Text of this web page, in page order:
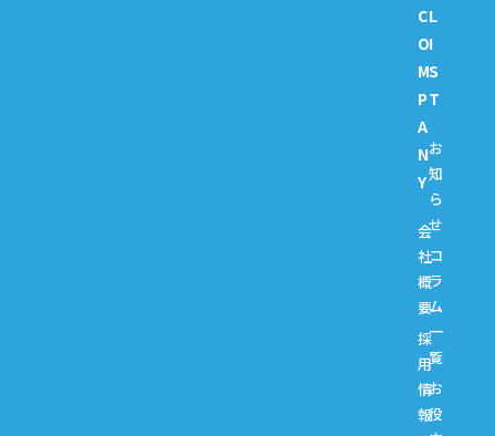
C
O
M
P
A
N
Y
会
社
概
要
採
用
情
報
L
I
S
T
お
知
ら
せ
コ
ラ
ム
一
覧
お
役